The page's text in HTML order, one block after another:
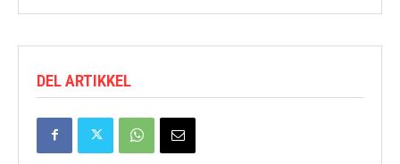
DEL ARTIKKEL